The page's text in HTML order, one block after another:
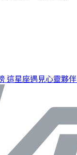
這星座遇見心靈夥伴